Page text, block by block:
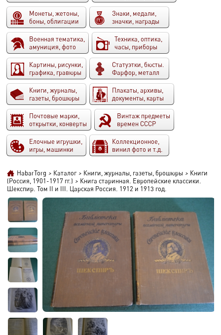
Монеты, жетоны,
боны, облигации
Знаки, медали,
значки, награды
Военная тематика,
амуниция, фото
Техника, оптика,
часы, приборы
Картины, рисунки,
графика, гравюры
Статуэтки, бюсты.
Фарфор, металл
Книги, журналы,
газеты, брошюры
Плакаты, архивы,
документы, карты
Почтовые марки,
открытки, конверты
Винтаж предметы
времен СССР
Елочные игрушки,
игры, машинки
Коллекционное,
винил фото и т.д.
HabarTorg > Каталог > Книги, журналы, газеты, брошюры > Книги
(Россия, 1901-1917 гг.) > Книга старинная. Европейские классики.
Шекспир. Том II и III. Царская Россия. 1912 и 1913 год.